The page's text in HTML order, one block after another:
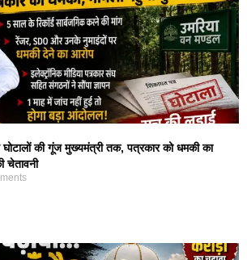
की गूंज मुख्यमंत्री तक, पत्रकार को धमकी का
चेतावनी